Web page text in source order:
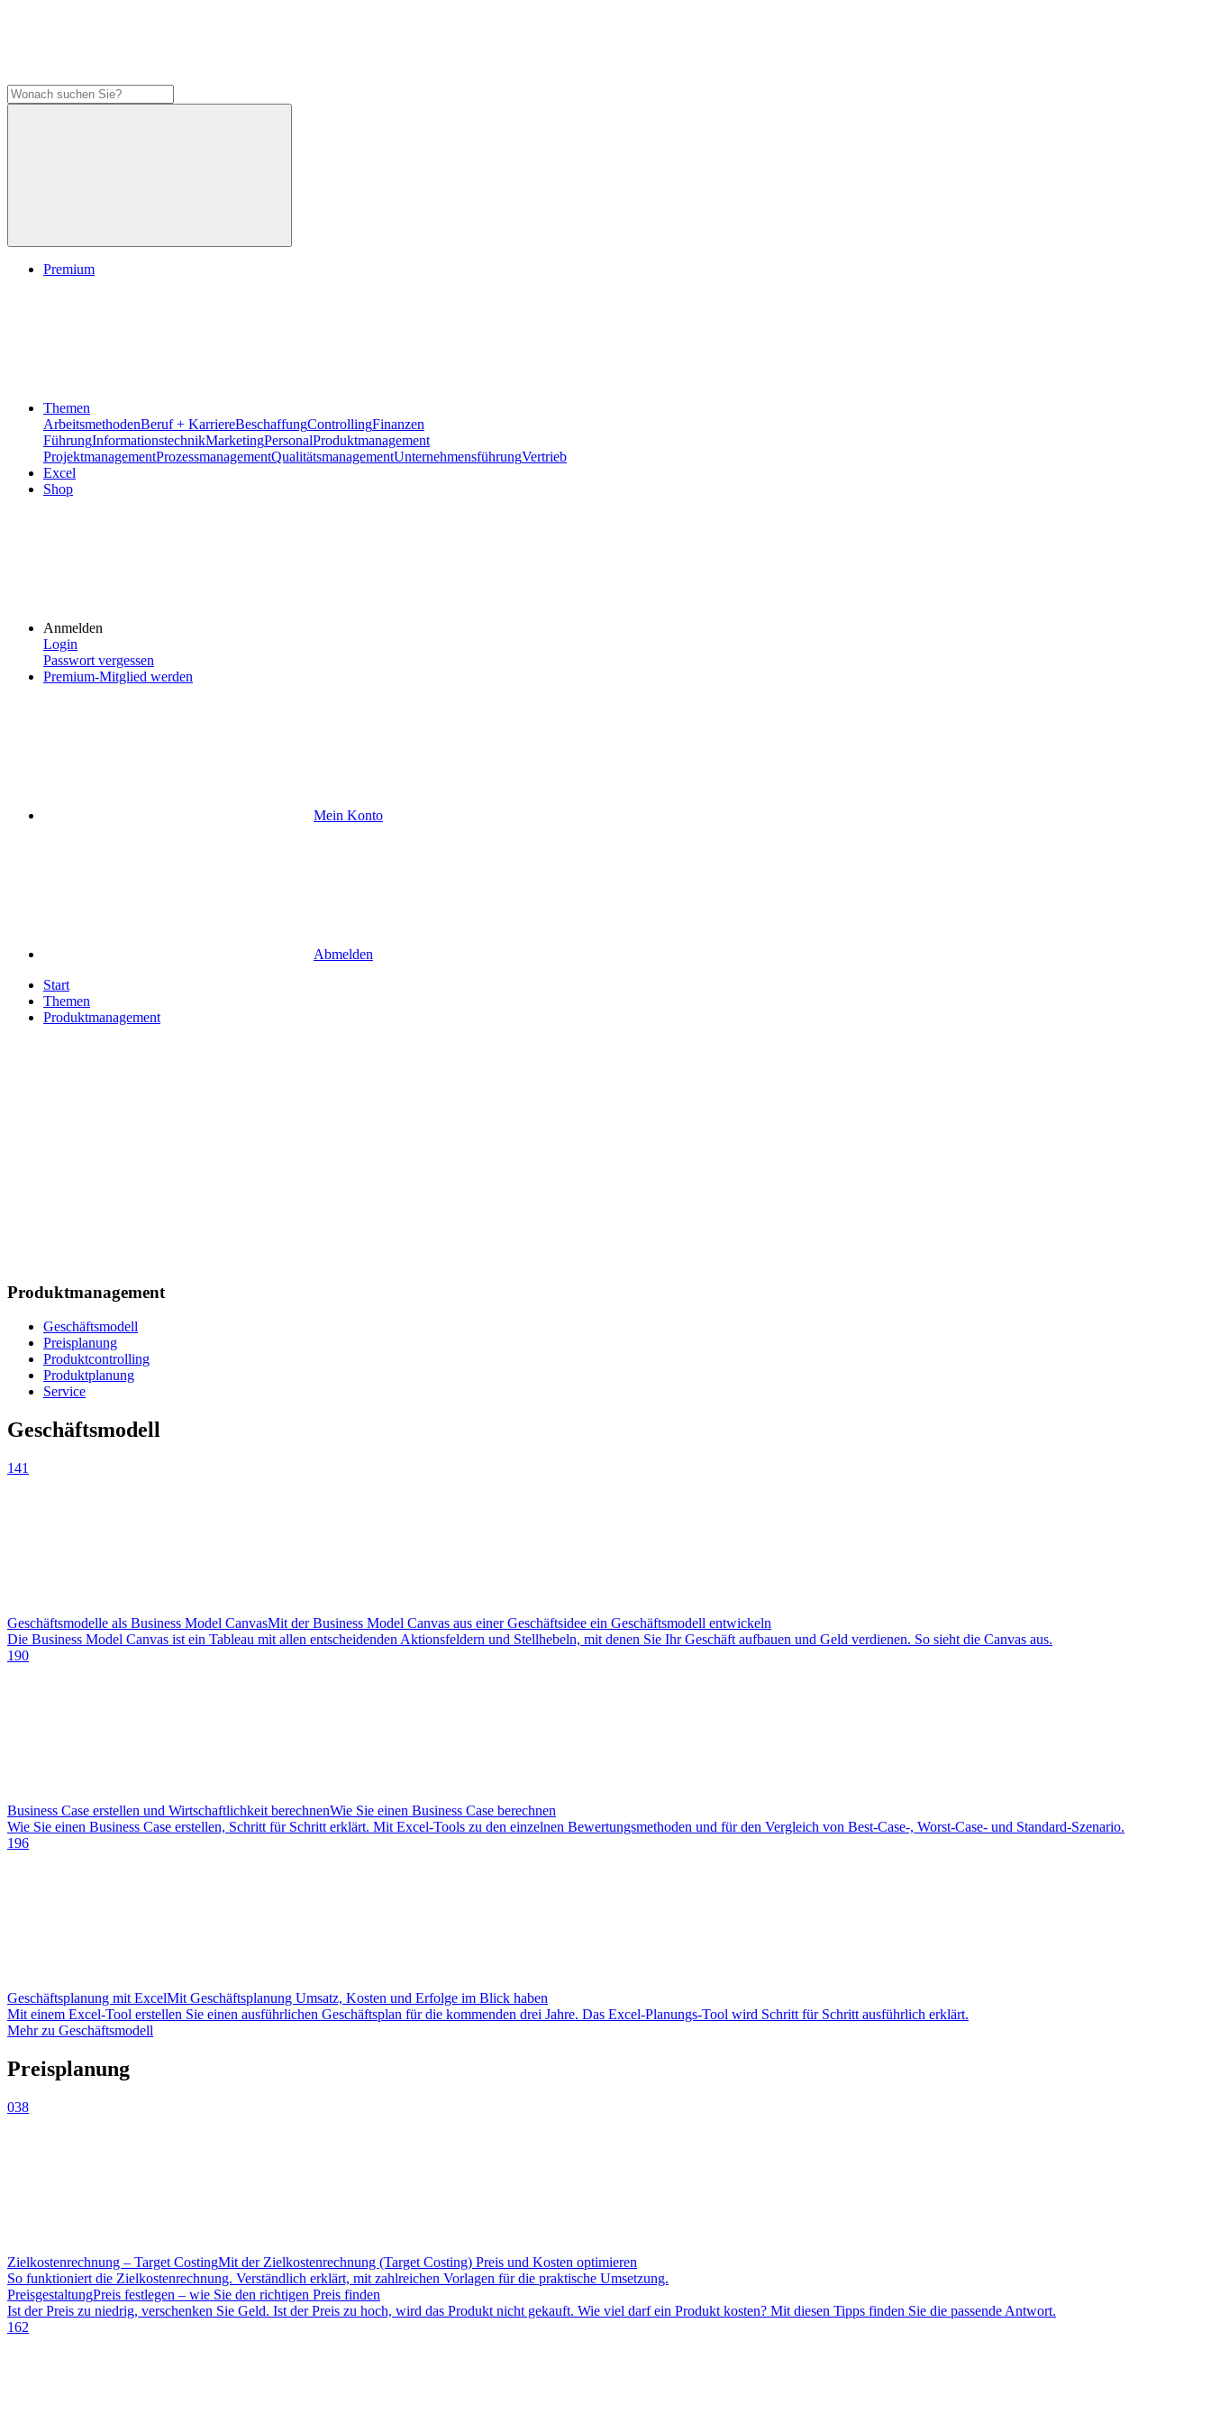
Premium
Themen
ArbeitsmethodenBeruf + KarriereBeschaffungControllingFinanzen
FührungInformationstechnikMarketingPersonalProduktmanagement
ProjektmanagementProzessmanagementQualitätsmanagementUnternehmensführungVertrieb
Excel
Shop
Anmelden
Login
Passwort vergessen
Premium-Mitglied werden
Mein Konto
Abmelden
Start
Themen
Produktmanagement
Produktmanagement
Geschäftsmodell
Preisplanung
Produktcontrolling
Produktplanung
Service
Geschäftsmodell
141
Geschäftsmodelle als Business Model CanvasMit der Business Model Canvas aus einer Geschäftsidee ein Geschäftsmodell entwickeln
Die Business Model Canvas ist ein Tableau mit allen entscheidenden Aktionsfeldern und Stellhebeln, mit denen Sie Ihr Geschäft aufbauen und Geld verdienen. So sieht die Canvas aus.
190
Business Case erstellen und Wirtschaftlichkeit berechnenWie Sie einen Business Case berechnen
Wie Sie einen Business Case erstellen, Schritt für Schritt erklärt. Mit Excel-Tools zu den einzelnen Bewertungsmethoden und für den Vergleich von Best-Case-, Worst-Case- und Standard-Szenario.
196
Geschäftsplanung mit ExcelMit Geschäftsplanung Umsatz, Kosten und Erfolge im Blick haben
Mit einem Excel-Tool erstellen Sie einen ausführlichen Geschäftsplan für die kommenden drei Jahre. Das Excel-Planungs-Tool wird Schritt für Schritt ausführlich erklärt.
Mehr zu Geschäftsmodell
Preisplanung
038
Zielkostenrechnung – Target CostingMit der Zielkostenrechnung (Target Costing) Preis und Kosten optimieren
So funktioniert die Zielkostenrechnung. Verständlich erklärt, mit zahlreichen Vorlagen für die praktische Umsetzung.
PreisgestaltungPreis festlegen – wie Sie den richtigen Preis finden
Ist der Preis zu niedrig, verschenken Sie Geld. Ist der Preis zu hoch, wird das Produkt nicht gekauft. Wie viel darf ein Produkt kosten? Mit diesen Tipps finden Sie die passende Antwort.
162